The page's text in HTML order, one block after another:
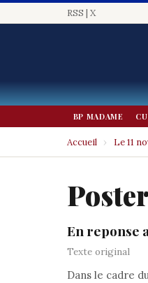
RSS | X
BP MADAME
Accueil › Le 11
En reponse
Texte original
Dans le cadre